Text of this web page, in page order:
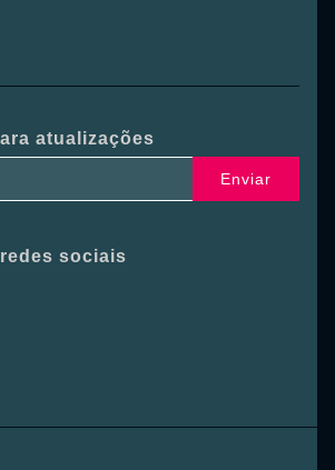
atualizações
Enviar
sociais